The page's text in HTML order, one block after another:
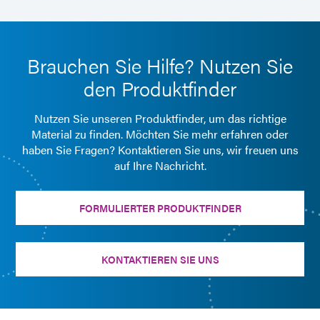
Brauchen Sie Hilfe? Nutzen Sie
den Produktfinder
Nutzen Sie unseren Produktfinder, um das richtige
Material zu finden. Möchten Sie mehr erfahren oder
haben Sie Fragen? Kontaktieren Sie uns, wir freuen uns
auf Ihre Nachricht.
FORMULIERTER PRODUKTFINDER
KONTAKTIEREN SIE UNS